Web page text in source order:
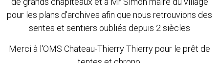
pour les plans d'archives afin que nous retrouvions des
sentes et sentiers oubliés depuis 2 siècles
Merci à l'OMS Chateau-Thierry Thierry pour le prêt de